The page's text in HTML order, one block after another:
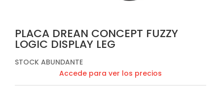
PLACA DREAN CONCEPT FUZZY
LOGIC DISPLAY LEG
STOCK ABUNDANTE
Accede para ver los precios